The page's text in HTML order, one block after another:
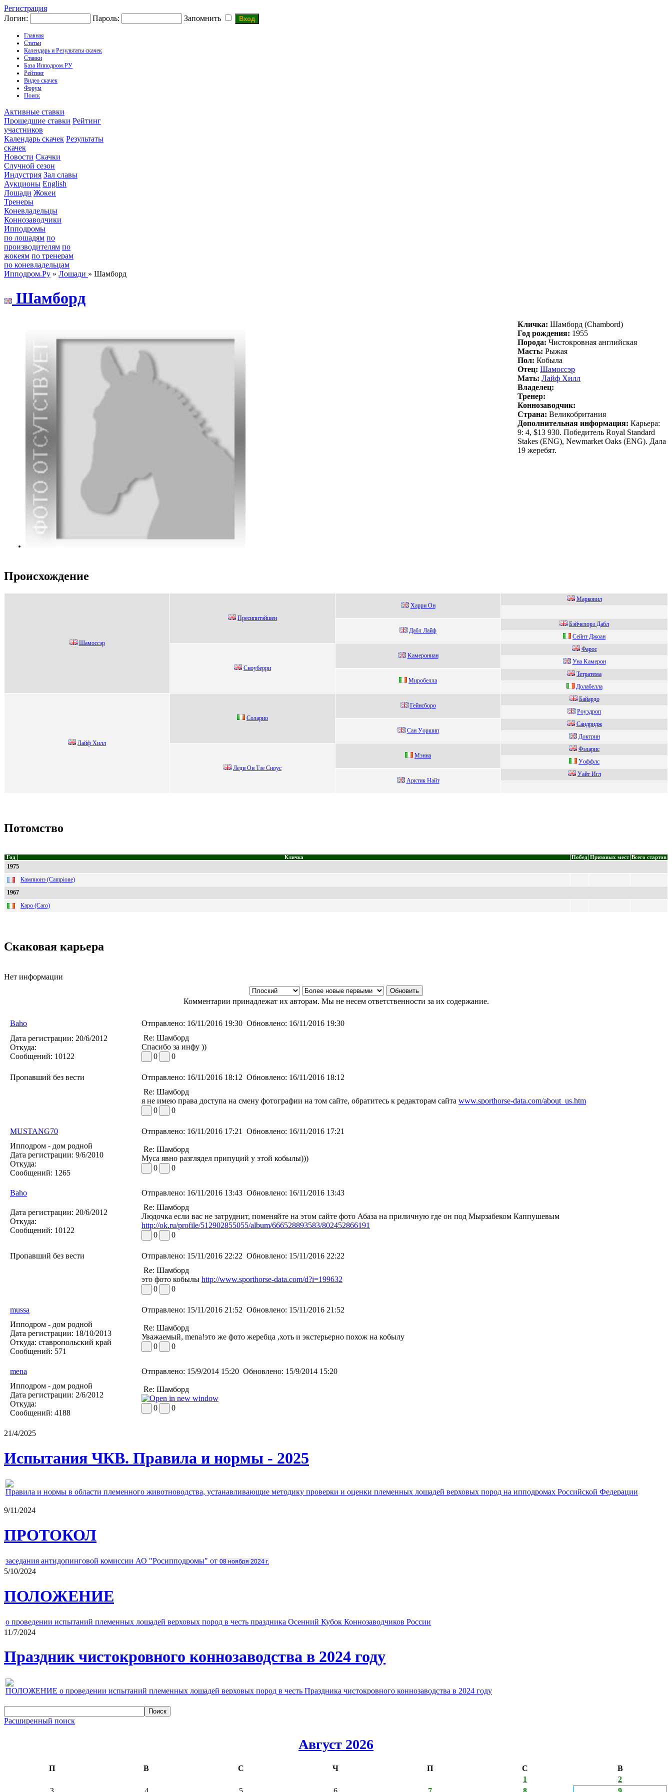
Регистрация
Логин:
Пароль: Запомнить
Главная
Статьи
Календарь и Результаты скачек
Ставки
База Ипподром.РУ
Рейтинг
Видео скачек
Форум
Поиск
Активные ставки
Прошедшие ставки Рейтинг
участников
Календарь скачек Результаты
скачек
Новости Скачки
Случной сезон
Индустрия Зал славы
Аукционы English
Лошади Жокеи
Тренеры
Коневладельцы
Коннозаводчики
Ипподромы
по лошадям по
производителям по
жокеям по тренерам
по коневладельцам
Ипподром.Ру » Лошади » Шамборд
Шамбoрд
Кличка: Шамбoрд (Chambord)
Год рождения: 1955
Порода: Чистокровная английская
Масть: Рыжая
Пол: Кобыла
Отец: Шaмоссэр
Мать: Лайф Xилл
Владелец:
Тренер:
Коннозаводчик:
Страна: Великобритания
Дополнительная информация: Карьера:
9: 4, $13 930. Победитель Royal Standard
Stakes (ENG), Newmarket Oaks (ENG). Дала
19 жеребят.
Происхождение
Шaмоссэр
Преcипитэйшен
Хаppи Он
Мaрковил
Дабл Лайф
Бэйчeлоpз Дабл
Сeйнт Джoан
Cнoуберри
Kaмepoниaн
Фaрoc
Уна Kамepoн
Миpoбеллa
Teтpaтeмa
Долабeлла
Лайф Xилл
Coлapиo
Гейнсборо
Бaйapдo
Рoуздpoп
Cан Уopшип
Сaндридж
Доктpин
Леди Он Тзе Cнoуc
Mэнна
Фэлaриc
Уoффлс
Аpктик Найт
Уайт Игл
Потомство
Год Кличка Побед Призовых мест Всего стартов
1975
Кампионэ (Campione)
1967
Каро (Caro)
Скаковая карьера
Нет информации
Комментарии принадлежат их авторам. Мы не несем ответственности за их содержание.
Baho Отправлено: 16/11/2016 19:30 Обновлено: 16/11/2016 19:30
Дата регистрации: 20/6/2012
Откуда:
Сообщений: 10122
Re: Шамборд
Спасибо за инфу ))
0
0
Пропавший без вести Отправлено: 16/11/2016 18:12 Обновлено: 16/11/2016 18:12
Re: Шамборд
я не имею права доступа на смену фотографии на том сайте, обратитесь к редакторам сайта www.sporthorse-data.com/about_us.htm
0
0
MUSTANG70 Отправлено: 16/11/2016 17:21 Обновлено: 16/11/2016 17:21
Ипподром - дом родной
Дата регистрации: 9/6/2010
Откуда:
Сообщений: 1265
Re: Шамборд
Муса явно разглядел припуций у этой кобылы)))
0
0
Baho Отправлено: 16/11/2016 13:43 Обновлено: 16/11/2016 13:43
Дата регистрации: 20/6/2012
Откуда:
Сообщений: 10122
Re: Шамборд
Людочка если вас не затруднит, поменяйте на этом сайте фото Абаза на приличную где он под Мырзабеком Каппушевым
http://ok.ru/profile/512902855055/album/666528893583/802452866191
0
0
Пропавший без вести Отправлено: 15/11/2016 22:22 Обновлено: 15/11/2016 22:22
Re: Шамборд
это фото кобылы http://www.sporthorse-data.com/d?i=199632
0
0
mussa Отправлено: 15/11/2016 21:52 Обновлено: 15/11/2016 21:52
Ипподром - дом родной
Дата регистрации: 18/10/2013
Откуда: ставропольский край
Сообщений: 571
Re: Шамборд
Уважаемый, mena!это же фото жеребца ,хоть и экстерьерно похож на кобылу
0
0
mena Отправлено: 15/9/2014 15:20 Обновлено: 15/9/2014 15:20
Ипподром - дом родной
Дата регистрации: 2/6/2012
Откуда:
Сообщений: 4188
Re: Шамборд
0 0
21/4/2025
Испытания ЧКВ. Правила и нормы - 2025
Правила и нормы в области племенного животноводства, устанавливающие методику проверки и оценки племенных лошадей верховых пород на ипподромах Российской Федерации
9/11/2024
ПРОТОКОЛ
заседания антидопинговой комиссии АО "Росипподромы" от 08 ноября 2024 г.
5/10/2024
ПОЛОЖЕНИЕ
о проведении испытаний племенных лошадей верховых пород в честь праздника Осенний Кубок Коннозаводчиков России
11/7/2024
Праздник чистокровного коннозаводства в 2024 году
ПОЛОЖЕНИЕ о проведении испытаний племенных лошадей верховых пород в честь Праздника чистокровного коннозаводства в 2024 году
Расширенный поиск
Август 2026
П В С Ч П С
В
1
2